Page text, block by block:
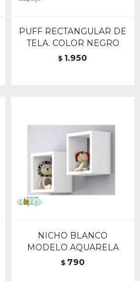
PUFF RECTANGULAR DE
TELA. COLOR NEGRO
$ 1.950
NICHO BLANCO
MODELO AQUARELA
$ 790